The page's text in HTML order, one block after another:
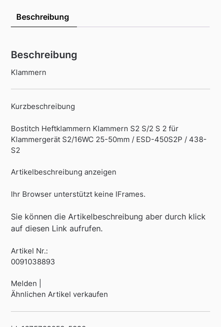
Beschreibung
Beschreibung
Klammern
Kurzbeschreibung
Bostitch Heftklammern Klammern S2 S/2 S 2 für
Klammergerät S2/16WC 25-50mm / ESD-450S2P / 438-
S2
Artikelbeschreibung anzeigen
Ihr Browser unterstützt keine IFrames.
Sie können die Artikelbeschreibung aber durch klick
auf diesen Link aufrufen.
Artikel Nr.:
0091038893
Melden |
Ähnlichen Artikel verkaufen